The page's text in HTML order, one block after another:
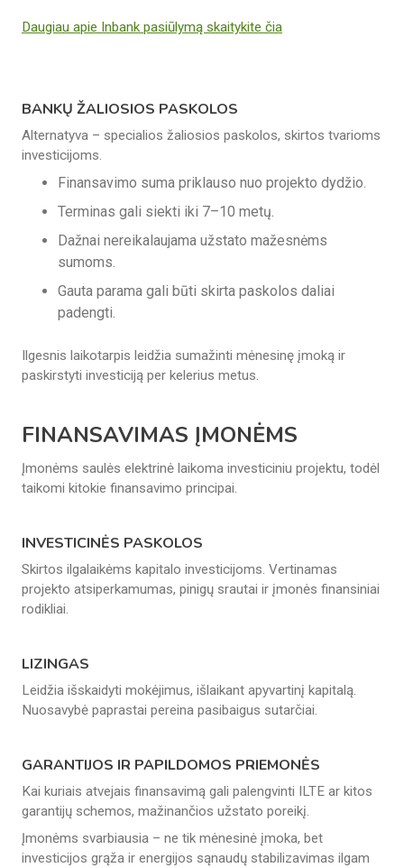
Daugiau apie Inbank pasiūlymą skaitykite čia
BANKŲ ŽALIOSIOS PASKOLOS
Alternatyva – specialios žaliosios paskolos, skirtos tvarioms
investicijoms.
Finansavimo suma priklauso nuo projekto dydžio.
Terminas gali siekti iki 7–10 metų.
Dažnai nereikalaujama užstato mažesnėms
sumoms.
Gauta parama gali būti skirta paskolos daliai
padengti.
Ilgesnis laikotarpis leidžia sumažinti mėnesinę įmoką ir
paskirstyti investiciją per kelerius metus.
FINANSAVIMAS ĮMONĖMS
Įmonėms saulės elektrinė laikoma investiciniu projektu, todėl
taikomi kitokie finansavimo principai.
INVESTICINĖS PASKOLOS
Skirtos ilgalaikėms kapitalo investicijoms. Vertinamas
projekto atsiperkamumas, pinigų srautai ir įmonės finansiniai
rodikliai.
LIZINGAS
Leidžia išskaidyti mokėjimus, išlaikant apyvartinį kapitalą.
Nuosavybė paprastai pereina pasibaigus sutarčiai.
GARANTIJOS IR PAPILDOMOS PRIEMONĖS
Kai kuriais atvejais finansavimą gali palengvinti ILTE ar kitos
garantijų schemos, mažinančios užstato poreikį.
Įmonėms svarbiausia – ne tik mėnesinė įmoka, bet
investicijos grąža ir energijos sąnaudų stabilizavimas ilgam